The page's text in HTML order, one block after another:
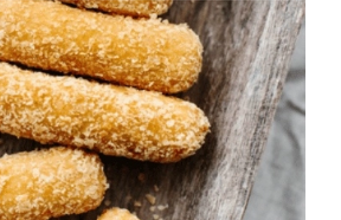
Open image gallery in